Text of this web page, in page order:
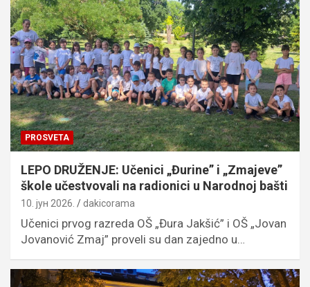
PROSVETA
LEPO DRUŽENJE: Učenici „Đurine” i „Zmajeve”
škole učestvovali na radionici u Narodnoj bašti
10. јун 2026. dakicorama
Učenici prvog razreda OŠ „Đura Jakšić” i OŠ „Jovan
Jovanović Zmaj” proveli su dan zajedno u…